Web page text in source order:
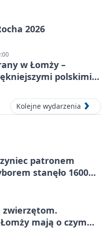
2026
w Łomży –
polskimi
Kolejne wydarzenia
patronem
stanęło 1600
zwierzętom.
mają o czym